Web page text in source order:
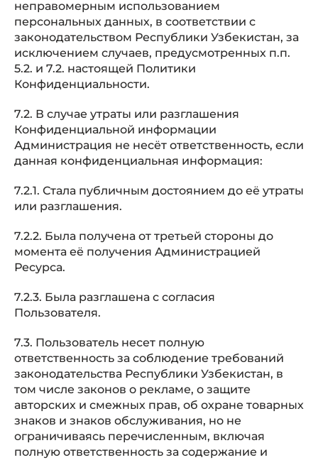
неправомерным использованием
персональных данных, в соответствии с
законодательством Республики Узбекистан, за
исключением случаев, предусмотренных п.п.
5.2. и 7.2. настоящей Политики
Конфиденциальности.
7.2. В случае утраты или разглашения
Конфиденциальной информации
Администрация не несёт ответственность, если
данная конфиденциальная информация:
7.2.1. Стала публичным достоянием до её утраты
или разглашения.
7.2.2. Была получена от третьей стороны до
момента её получения Администрацией
Ресурса.
7.2.3. Была разглашена с согласия
Пользователя.
7.3. Пользователь несет полную
ответственность за соблюдение требований
законодательства Республики Узбекистан, в
том числе законов о рекламе, о защите
авторских и смежных прав, об охране товарных
знаков и знаков обслуживания, но не
ограничиваясь перечисленным, включая
полную ответственность за содержание и